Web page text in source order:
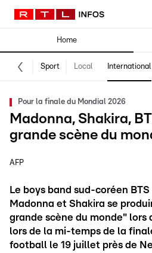
Home
Sport Local International
Pour la finale du Mondial 2026
Madonna, Shakira,
grande scène du
AFP
Le boys band sud-coréen
Madonna et Shakira se
grande scène du monde" lors
lors de la mi-temps de la
football le 19 juillet près de